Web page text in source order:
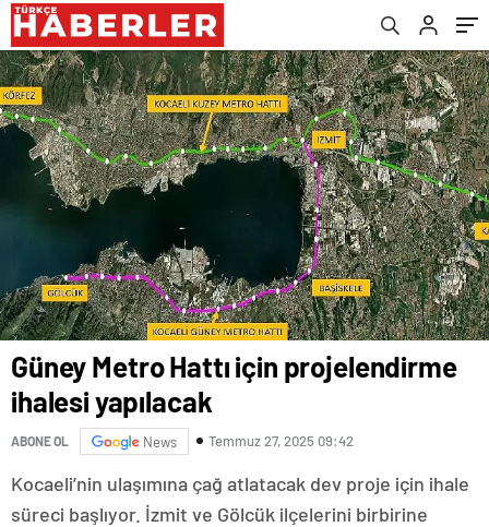
Güney Metro Hattı için projelendirme
ihalesi yapılacak
ABONE OL News Temmuz 27, 2025 09:42
Kocaeli’nin ulaşımına çağ atlatacak dev proje için ihale
süreci başlıyor. İzmit ve Gölcük ilçelerini birbirine